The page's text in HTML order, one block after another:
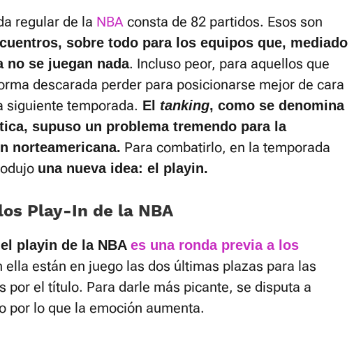
regular de la NBA consta de 82 partidos. Esos son
sobre todo para los equipos que, mediado
no se juegan nada. Incluso peor, para aquellos que
descarada perder para posicionarse mejor de cara
siguiente temporada. El tanking, como se denomina
supuso un problema tremendo para la
norteamericana. Para combatirlo, en la temporada
una nueva idea: el playin.
Play-In de la NBA
el playin de la NBA es una ronda previa a los
ella están en juego las dos últimas plazas para las
por el título. Para darle más picante, se disputa a
por lo que la emoción aumenta.